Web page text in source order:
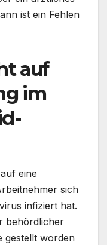
ist ein Fehlen
auf
im
eine
sich
infiziert hat.
behördlicher
gestellt worden